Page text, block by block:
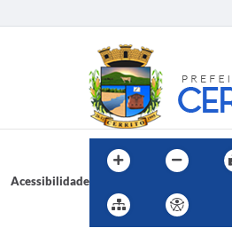
Acessibilidade